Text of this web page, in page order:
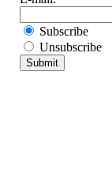
Subscribe
Unsubscribe